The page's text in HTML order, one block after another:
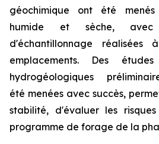
géochimique ont été
humide et sèche, avec
d'échantillonnage
emplacements. Des
hydrogéologiques
été menées avec succès,
stabilité, d'évaluer les
programme de forage de la